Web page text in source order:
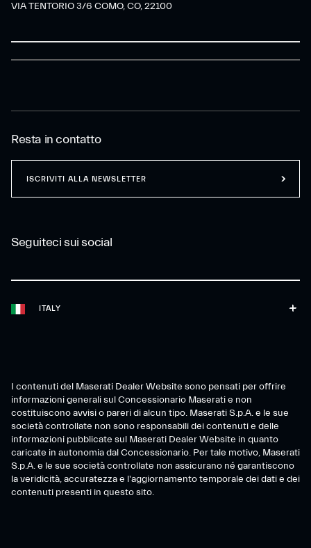
VIA TENTORIO 3/6 COMO, CO, 22100
ITALY
Seguiteci sui social
Resta in contatto
ISCRIVITI ALLA NEWSLETTER
I contenuti del Maserati Dealer Website sono pensati per offrire
informazioni generali sul Concessionario Maserati e non
costituiscono avvisi o pareri di alcun tipo. Maserati S.p.A. e le sue
società controllate non sono responsabili dei contenuti e delle
informazioni pubblicate sul Maserati Dealer Website in quanto
caricate in autonomia dal Concessionario. Per tale motivo, Maserati
S.p.A. e le sue società controllate non assicurano né garantiscono
la veridicità, accuratezza e l'aggiornamento temporale dei dati e dei
contenuti presenti in questo sito.